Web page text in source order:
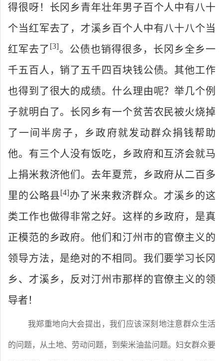
得很呀！长冈乡青年壮年男子百个人中有八十
个当红军去了，才溪乡百个人中有八十八个当
红军去了 [3]。公债也销得很多，长冈乡全乡一
千五百人，销了五千四百块钱公债。其他工作
也得到了很大的成绩。什么理由呢？举几个例
子就明白了。长冈乡有一个贫苦农民被火烧掉
了一间半房子，乡政府就发动群众捐钱帮助
他。有三个人没有饭吃，乡政府和互济会就马
上捐米救济他们。去年夏荒，乡政府从二百多
里的公略县[4]办了米来救济群众。才溪乡的这
类工作也做得非常之好。这样的乡政府，是真
正模范的乡政府。他们和汀州市的官僚主义的
领导方法，是绝对的不相同。我们要学习长冈
乡、才溪乡，反对汀州市那样的官僚主义的领
导者！
我郑重地向大会提出，我们应该深刻地注意群众生活
的问题，从土地、劳动问题，到柴米油盐问题。妇女群众要